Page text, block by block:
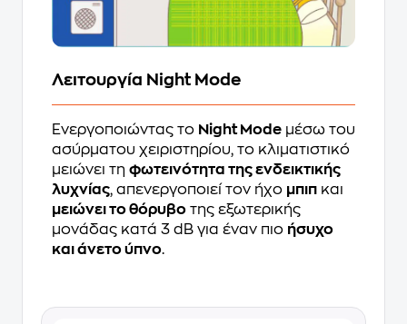
Λειτουργία Night Mode
Ενεργοποιώντας το Night Mode μέσω του
ασύρματου χειριστηρίου, το κλιματιστικό
μειώνει τη φωτεινότητα της ενδεικτικής
λυχνίας, απενεργοποιεί τον ήχο μπιπ και
μειώνει το θόρυβο της εξωτερικής
μονάδας κατά 3 dB για έναν πιο ήσυχο
και άνετο ύπνο.